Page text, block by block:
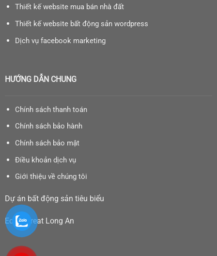
Thiết kế website mua bán nhà đất
Thiết kế website bất động sản wordpress
Dịch vụ facebook marketing
HƯỚNG DẪN CHUNG
Chính sách thanh toán
Chính sách bảo hành
Chính sách bảo mật
Điều khoản dịch vụ
Giới thiệu về chúng tôi
Dự án bất động sản tiêu biểu
Eco Retreat Long An